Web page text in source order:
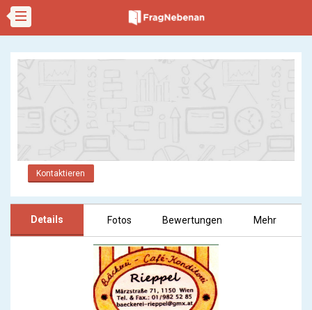
Kontaktieren
Details Fotos Bewertungen Mehr